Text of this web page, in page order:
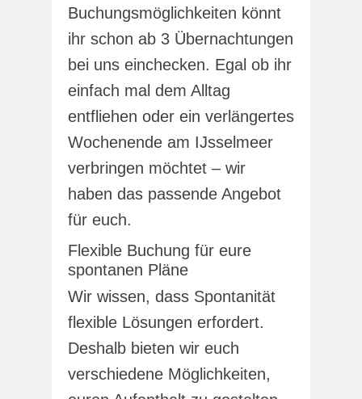
Buchungsmöglichkeiten könnt
ihr schon ab 3 Übernachtungen
bei uns einchecken. Egal ob ihr
einfach mal dem Alltag
entfliehen oder ein verlängertes
Wochenende am IJsselmeer
verbringen möchtet – wir
haben das passende Angebot
für euch.
Flexible Buchung für eure
spontanen Pläne
Wir wissen, dass Spontanität
flexible Lösungen erfordert.
Deshalb bieten wir euch
verschiedene Möglichkeiten,